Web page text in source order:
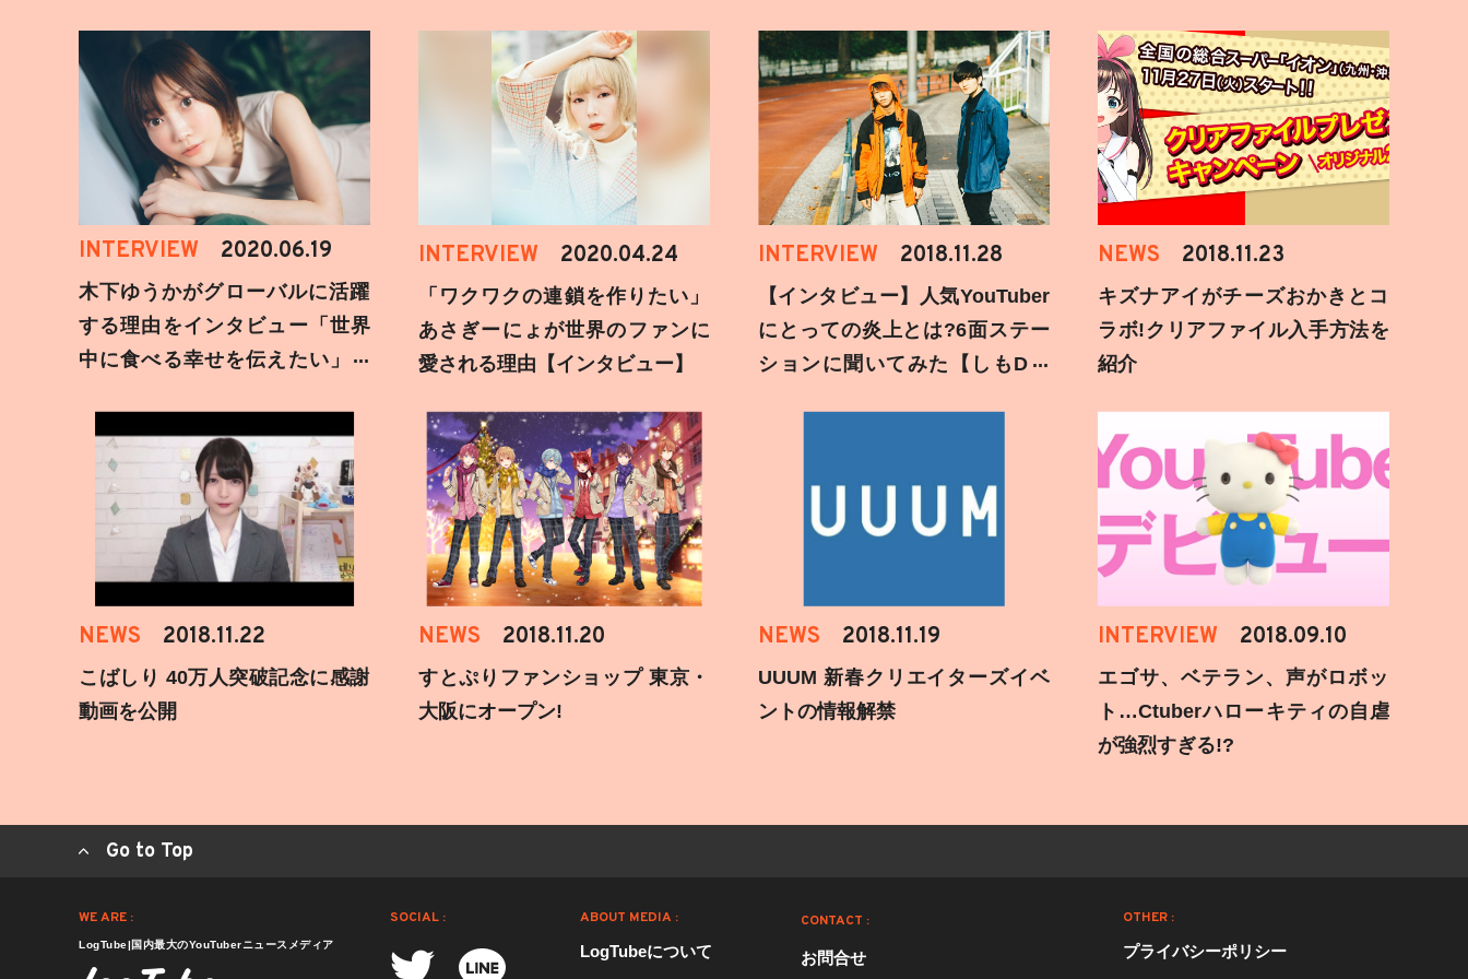
INTERVIEW 2020.06.19
木下ゆうかがグローバルに活躍
する理由をインタビュー「世界
中に食べる幸せを伝えたい」新
INTERVIEW 2020.04.24
「ワクワクの連鎖を作りたい」
あさぎーにょが世界のファンに
愛される理由【インタビュー】
INTERVIEW 2018.11.28
【インタビュー】人気YouTuber
にとっての炎上とは?6面ステー
ションに聞いてみた【しもD遅
NEWS 2018.11.23
キズナアイがチーズおかきとコ
ラボ!クリアファイル入手方法を
紹介
NEWS 2018.11.22
こばしり 40万人突破記念に感謝
動画を公開
NEWS 2018.11.20
すとぷりファンショップ 東京・
大阪にオープン!
NEWS 2018.11.19
UUUM 新春クリエイターズイベ
ントの情報解禁
INTERVIEW 2018.09.10
エゴサ、ベテラン、声がロボッ
ト…Ctuberハローキティの自虐
が強烈すぎる!?
Go to Top
WE ARE :
LogTube|国内最大のYouTuberニュースメディア
SOCIAL : ABOUT MEDIA :
LogTubeについて
CONTACT :
お問合せ
OTHER :
プライバシーポリシー